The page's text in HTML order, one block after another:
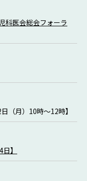
科医会総会フォーラ
（月）10時～12時】
】